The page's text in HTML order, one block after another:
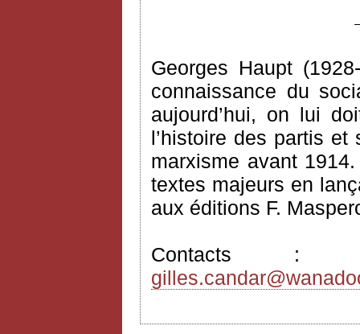
Georges Haupt
connaissance du
aujourd’hui, on lui
l’histoire des partis
marxisme avant
textes majeurs en
aux éditions F.
Contacts